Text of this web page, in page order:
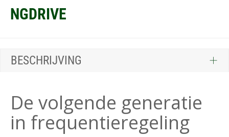
NGDRIVE
BESCHRIJVING
De volgende generatie
in frequentieregeling